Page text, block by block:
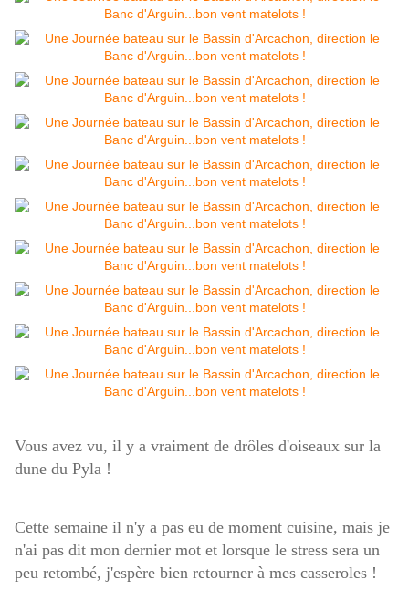
Vous avez vu, il y a vraiment de drôles d'oiseaux sur la
dune du Pyla !
Cette semaine il n'y a pas eu de moment cuisine, mais je
n'ai pas dit mon dernier mot et lorsque le stress sera un
peu retombé, j'espère bien retourner à mes casseroles !